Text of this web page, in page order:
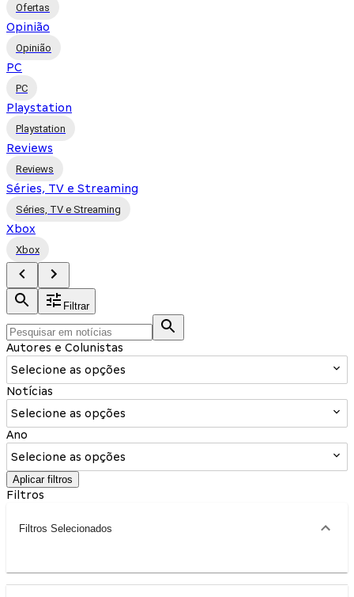
Ofertas
Opinião
Opinião
PC
PC
Playstation
Playstation
Reviews
Reviews
Séries, TV e Streaming
Séries, TV e Streaming
Xbox
Xbox
Filtrar
Autores e Colunistas
Selecione as opções
Notícias
Selecione as opções
Ano
Selecione as opções
Aplicar filtros
Filtros
Filtros Selecionados